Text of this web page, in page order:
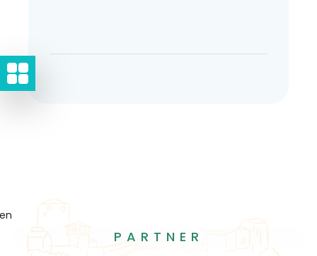
PARTNER